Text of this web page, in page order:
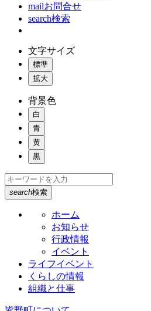
mailお問合せ
search検索
文字サイズ
標準
拡大
背景色
白
青
黄
黒
search検索
ホーム
お知らせ
行政情報
イベント
ライフイベント
くらしの情報
組織と仕事